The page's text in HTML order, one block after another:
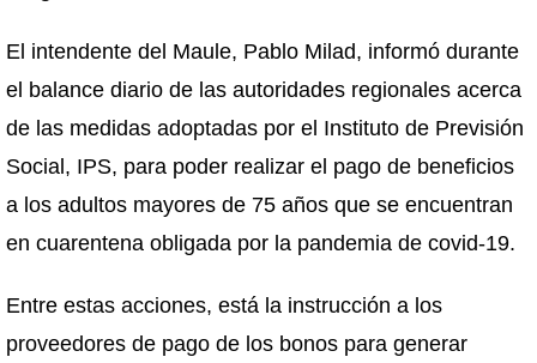
El intendente del Maule, Pablo Milad, informó durante
el balance diario de las autoridades regionales acerca
de las medidas adoptadas por el Instituto de Previsión
Social, IPS, para poder realizar el pago de beneficios
a los adultos mayores de 75 años que se encuentran
en cuarentena obligada por la pandemia de covid-19.
Entre estas acciones, está la instrucción a los
proveedores de pago de los bonos para generar